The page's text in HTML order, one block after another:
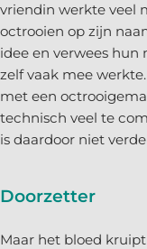
vriendin werkte veel
octrooien op zijn
idee en verwees
zelf vaak mee
met een
technisch veel te
is daardoor niet
Doorzetter
Maar het bloed